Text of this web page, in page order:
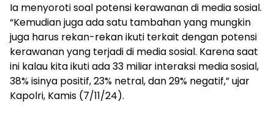
Ia menyoroti soal potensi kerawanan di media sosial.
“Kemudian juga ada satu tambahan yang mungkin
juga harus rekan-rekan ikuti terkait dengan potensi
kerawanan yang terjadi di media sosial. Karena saat
ini kalau kita ikuti ada 33 miliar interaksi media sosial,
38% isinya positif, 23% netral, dan 29% negatif,” ujar
Kapolri, Kamis (7/11/24).